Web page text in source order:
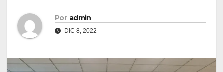
Por admin
DIC 8, 2022